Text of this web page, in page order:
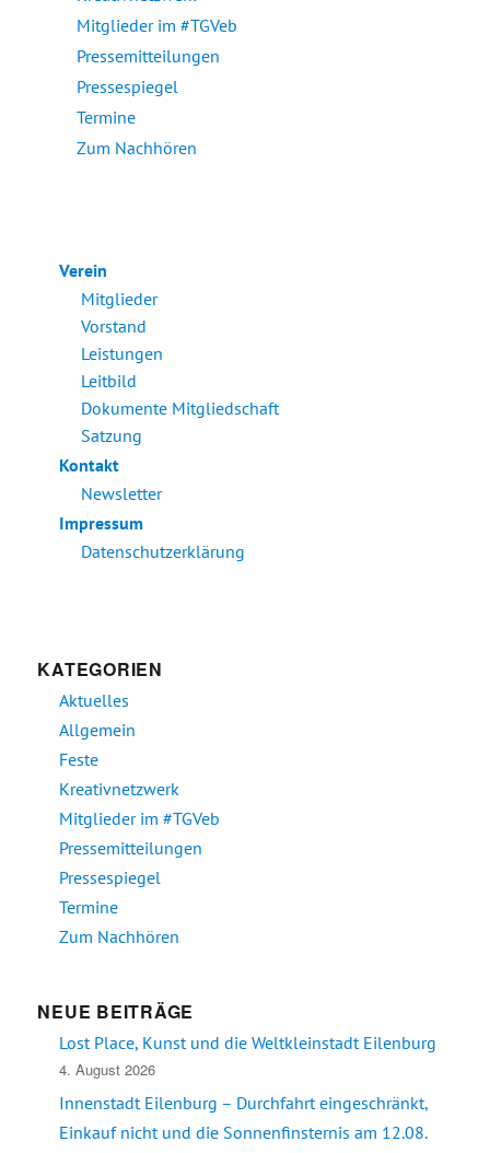
Mitglieder im #TGVeb
Pressemitteilungen
Pressespiegel
Termine
Zum Nachhören
Verein
Mitglieder
Vorstand
Leistungen
Leitbild
Dokumente Mitgliedschaft
Satzung
Kontakt
Newsletter
Impressum
Datenschutzerklärung
KATEGORIEN
Aktuelles
Allgemein
Feste
Kreativnetzwerk
Mitglieder im #TGVeb
Pressemitteilungen
Pressespiegel
Termine
Zum Nachhören
NEUE BEITRÄGE
Lost Place, Kunst und die Weltkleinstadt Eilenburg
4. August 2026
Innenstadt Eilenburg – Durchfahrt eingeschränkt,
Einkauf nicht und die Sonnenfinsternis am 12.08.